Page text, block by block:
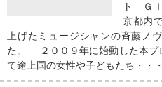
ト Ｇ
京都内
上げたミュージシャンの斉藤ノ
た。 ２００９年に始動した本プ
て途上国の女性や子どもたち・・・